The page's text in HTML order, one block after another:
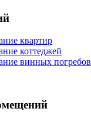
квартир
коттеджей
винных погребов